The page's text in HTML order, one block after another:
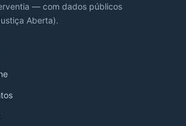
— com dados públicos
Aberta).